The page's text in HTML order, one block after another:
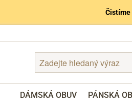
Čistíme
DÁMSKÁ OBUV PÁNSKÁ